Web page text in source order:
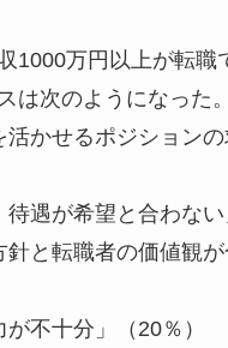
1000万円以上が転職
は次のようになった。
かせるポジションの
遇が希望と合わない
と転職者の価値観が
不十分」（20％）